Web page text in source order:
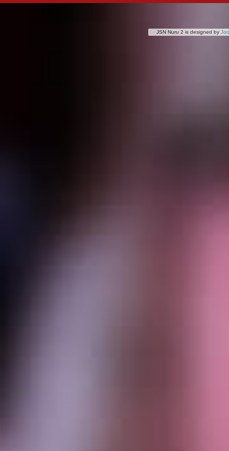
JSN Nuru 2 is designed by